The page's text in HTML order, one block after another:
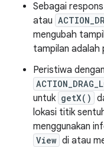
Sebagai
atau
mengubah
tampilan
Peristiwa
untuk getX()
lokasi titik
menggunakan
View di atau